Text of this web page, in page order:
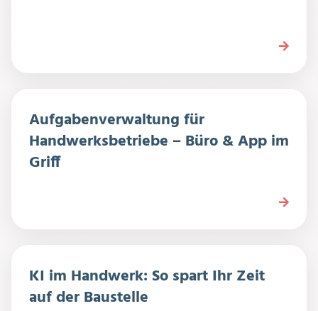
Aufgabenverwaltung für
Handwerksbetriebe – Büro & App im
Griff
KI im Handwerk: So spart Ihr Zeit
auf der Baustelle